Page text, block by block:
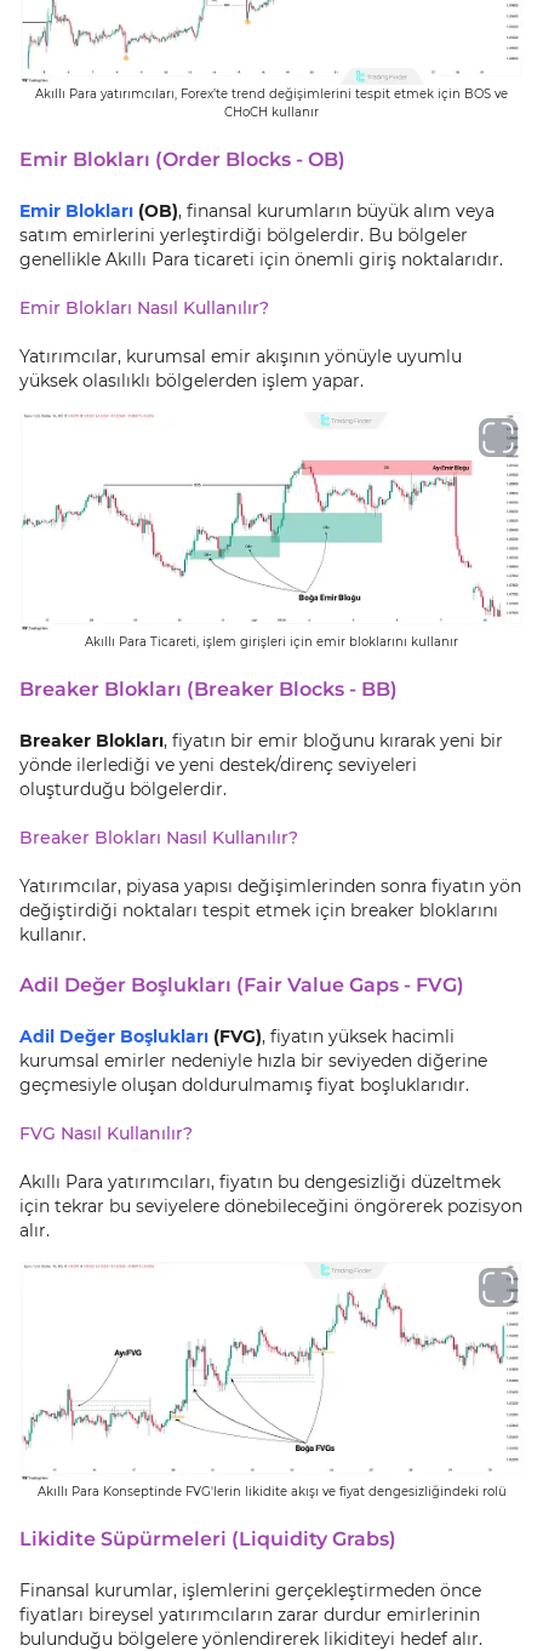
Akıllı Para yatırımcıları, Forex’te trend değişimlerini tespit etmek için BOS ve
CHoCH kullanır
Emir Blokları (Order Blocks - OB)
Emir Blokları (OB), finansal kurumların büyük alım veya
satım emirlerini yerleştirdiği bölgelerdir. Bu bölgeler
genellikle Akıllı Para ticareti için önemli giriş noktalarıdır.
Emir Blokları Nasıl Kullanılır?
Yatırımcılar, kurumsal emir akışının yönüyle uyumlu
yüksek olasılıklı bölgelerden işlem yapar.
Akıllı Para Ticareti, işlem girişleri için emir bloklarını kullanır
Breaker Blokları (Breaker Blocks - BB)
Breaker Blokları, fiyatın bir emir bloğunu kırarak yeni bir
yönde ilerlediği ve yeni destek/direnç seviyeleri
oluşturduğu bölgelerdir.
Breaker Blokları Nasıl Kullanılır?
Yatırımcılar, piyasa yapısı değişimlerinden sonra fiyatın yön
değiştirdiği noktaları tespit etmek için breaker bloklarını
kullanır.
Adil Değer Boşlukları (Fair Value Gaps - FVG)
Adil Değer Boşlukları (FVG), fiyatın yüksek hacimli
kurumsal emirler nedeniyle hızla bir seviyeden diğerine
geçmesiyle oluşan doldurulmamış fiyat boşluklarıdır.
FVG Nasıl Kullanılır?
Akıllı Para yatırımcıları, fiyatın bu dengesizliği düzeltmek
için tekrar bu seviyelere dönebileceğini öngörerek pozisyon
alır.
Akıllı Para Konseptinde FVG'lerin likidite akışı ve fiyat dengesizliğindeki rolü
Likidite Süpürmeleri (Liquidity Grabs)
Finansal kurumlar, işlemlerini gerçekleştirmeden önce
fiyatları bireysel yatırımcıların zarar durdur emirlerinin
bulunduğu bölgelere yönlendirerek likiditeyi hedef alır.